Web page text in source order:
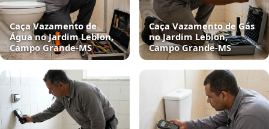
Caça Vazamento de
Água no Jardim Leblon,
Campo Grande‑MS
Caça Vazamento de Gás
no Jardim Leblon,
Campo Grande‑MS